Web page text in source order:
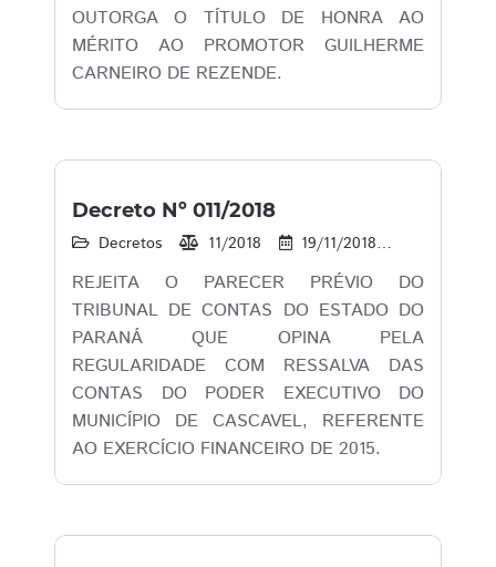
OUTORGA O TÍTULO DE HONRA AO
MÉRITO AO PROMOTOR GUILHERME
CARNEIRO DE REZENDE.
Decreto Nº 011/2018
Decretos 11/2018 19/11/2018
REJEITA O PARECER PRÉVIO DO
TRIBUNAL DE CONTAS DO ESTADO DO
PARANÁ QUE OPINA PELA
REGULARIDADE COM RESSALVA DAS
CONTAS DO PODER EXECUTIVO DO
MUNICÍPIO DE CASCAVEL, REFERENTE
AO EXERCÍCIO FINANCEIRO DE 2015.